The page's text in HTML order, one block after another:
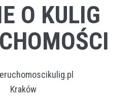
O KULIG
Kraków